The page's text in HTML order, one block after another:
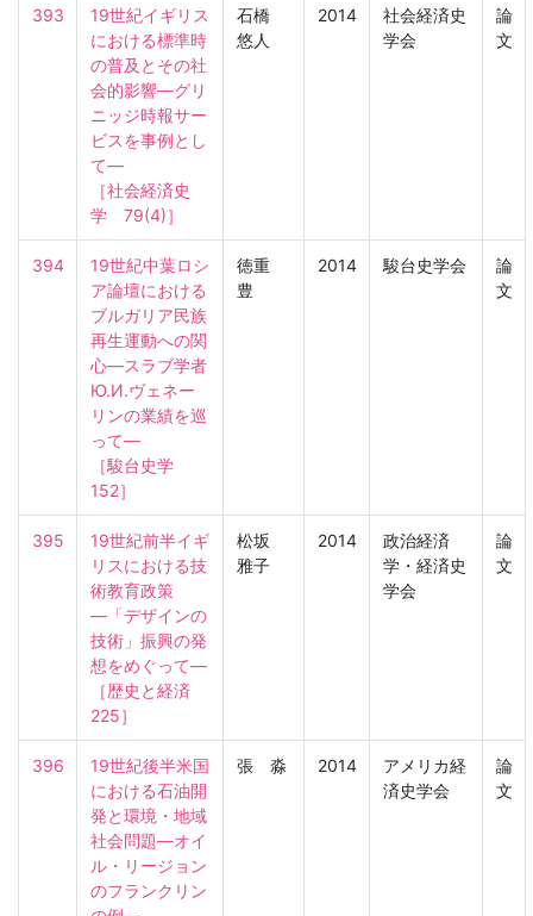
393
19世紀イギリス
における標準時
の普及とその社
会的影響―グリ
ニッジ時報サー
ビスを事例とし
て―
［社会経済史
学　79(4)］
石橋
悠人
2014
社会経済史
学会
論
文
394
19世紀中葉ロシ
ア論壇における
ブルガリア民族
再生運動への関
心―スラブ学者
Ю.И.ヴェネー
リンの業績を巡
って―
［駿台史学
152］
徳重
豊
2014 駿台史学会
論
文
395
19世紀前半イギ
リスにおける技
術教育政策
―「デザインの
技術」振興の発
想をめぐって―
［歴史と経済
225］
松坂
雅子
2014
政治経済
学・経済史
学会
論
文
396
19世紀後半米国
における石油開
発と環境・地域
社会問題―オイ
ル・リージョン
のフランクリン
張 淼 2014
アメリカ経
済史学会
論
文